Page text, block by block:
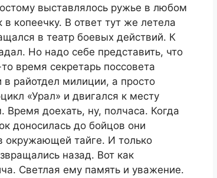
выставлялось ружье в любом
копеечку. В ответ тут же летела
в театр боевых действий. К
Но надо себе представить, что
время секретарь поссовета
райотдел милиции, а просто
«Урал» и двигался к месту
Время доехать, ну, полчаса. Когда
доносилась до бойцов они
окружающей тайге. И только
назад. Вот как
Светлая ему память и уважение.